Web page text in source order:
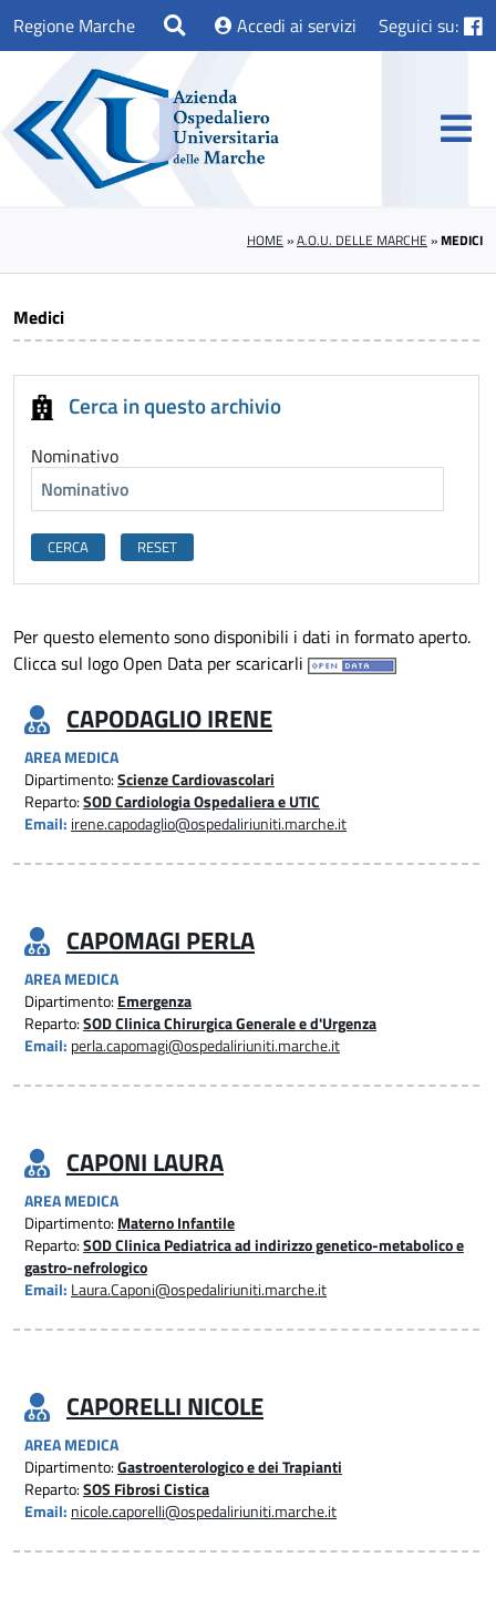
Regione Marche Accedi ai servizi Seguici su:
HOME »A.O.U. DELLE MARCHE »MEDICI
Medici
Cerca in questo archivio
Nominativo
Per questo elemento sono disponibili i dati in formato aperto.
Clicca sul logo Open Data per scaricarli
CAPODAGLIO IRENE
AREA MEDICA
Dipartimento:Scienze Cardiovascolari
Reparto:SOD Cardiologia Ospedaliera e UTIC
Email: irene.capodaglio@ospedaliriuniti.marche.it
CAPOMAGI PERLA
AREA MEDICA
Dipartimento: Emergenza
Reparto:SOD Clinica Chirurgica Generale e d'Urgenza
Email: perla.capomagi@ospedaliriuniti.marche.it
CAPONI LAURA
AREA MEDICA
Dipartimento: Materno Infantile
Reparto:SOD Clinica Pediatrica ad indirizzo genetico-metabolico e
gastro-nefrologico
Email: Laura.Caponi@ospedaliriuniti.marche.it
CAPORELLI NICOLE
AREA MEDICA
Dipartimento:Gastroenterologico e dei Trapianti
Reparto:SOS Fibrosi Cistica
Email: nicole.caporelli@ospedaliriuniti.marche.it